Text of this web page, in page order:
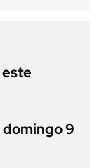
domingo 9